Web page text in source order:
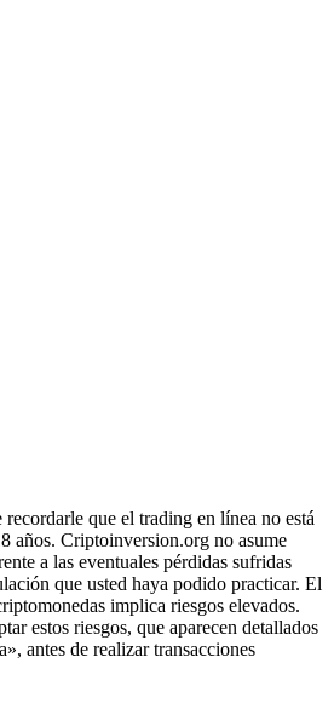
que el trading en línea no está
años. Criptoinversion.org no asume
a las eventuales pérdidas sufridas
que usted haya podido practicar. El
implica riesgos elevados.
estos riesgos, que aparecen detallados
antes de realizar transacciones